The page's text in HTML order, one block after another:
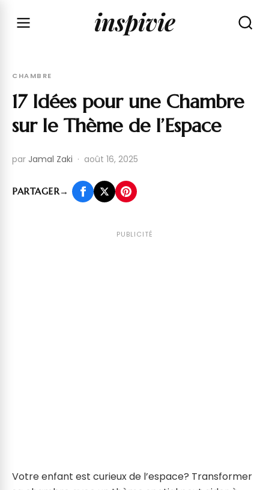
inspivie
CHAMBRE
17 Idées pour une Chambre
sur le Thème de l’Espace
par Jamal Zaki · août 16, 2025
PARTAGER →
PUBLICITÉ
Votre enfant est curieux de l’espace? Transformer